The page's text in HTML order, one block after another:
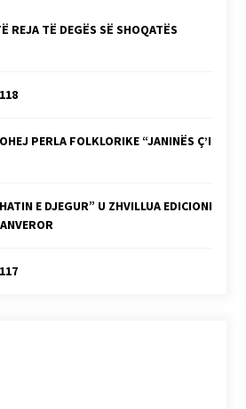
REJA TË DEGËS SË SHOQATËS
PERLA FOLKLORIKE “JANINËS Ç’I
E DJEGUR” U ZHVILLUA EDICIONI